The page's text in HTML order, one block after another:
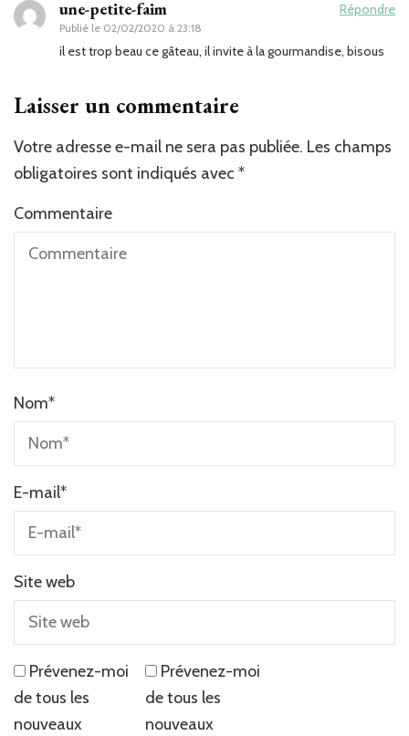
une-petite-faim
Publié le 02/02/2020 à 23:18
Répondre
il est trop beau ce gâteau, il invite à la gourmandise, bisous
Laisser un commentaire
Votre adresse e-mail ne sera pas publiée. Les champs
obligatoires sont indiqués avec *
Commentaire
Nom*
E-mail*
Site web
Prévenez-moi
de tous les
nouveaux
Prévenez-moi
de tous les
nouveaux